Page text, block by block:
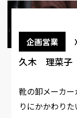
企画営業
久木 理菜子
靴の卸メーカ
りにかかわり